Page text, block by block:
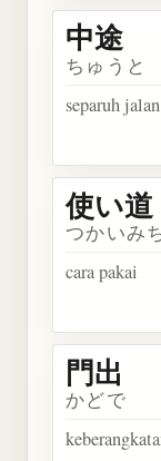
中途
ちゅうと
separuh jalan
使い道
つかいみ
cara pakai
門出
かどで